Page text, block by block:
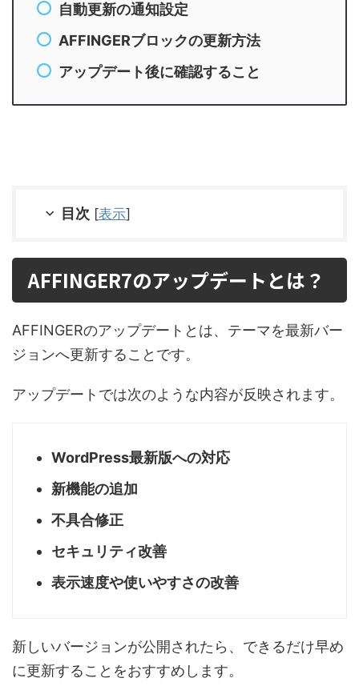
自動更新の通知設定
AFFINGERブロックの更新方法
アップデート後に確認すること
目次 [表示]
AFFINGER7のアップデートとは？
AFFINGERのアップデートとは、テーマを最新バー
ジョンへ更新することです。
アップデートでは次のような内容が反映されます。
WordPress最新版への対応
新機能の追加
不具合修正
セキュリティ改善
表示速度や使いやすさの改善
新しいバージョンが公開されたら、できるだけ早め
に更新することをおすすめします。